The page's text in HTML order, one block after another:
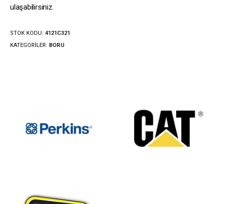
ulaşabilirsiniz.
STOK KODU: 4121C321
KATEGORILER: BORU